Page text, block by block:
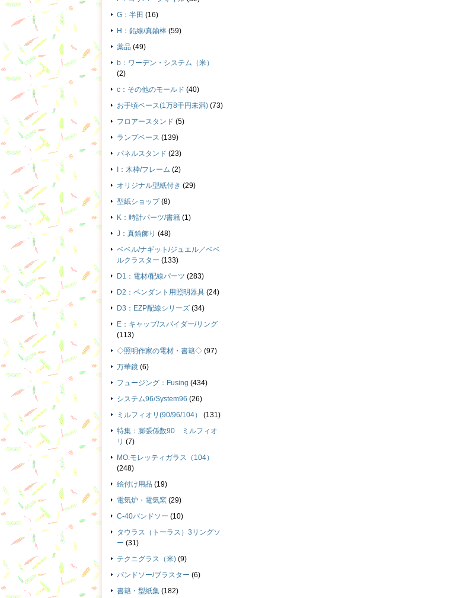
G：半田 (16)
H：鉛線/真鍮棒 (59)
薬品 (49)
b：ワーデン・システム（米）
(2)
c：その他のモールド (40)
お手頃ベース(1万8千円未満) (73)
フロアースタンド (5)
ランプベース (139)
パネルスタンド (23)
I：木枠/フレーム (2)
オリジナル型紙付き (29)
型紙ショップ (8)
K：時計パーツ/書籍 (1)
J：真鍮飾り (48)
ベベル/ナギット/ジュエル／ベベ
ルクラスター (133)
D1：電材/配線パーツ (283)
D2：ペンダント用照明器具 (24)
D3：EZP配線シリーズ (34)
E：キャップ/スパイダー/リング
(113)
◇照明作家の電材・書籍◇ (97)
万華鏡 (6)
フュージング：Fusing (434)
システム96/System96 (26)
ミルフィオリ(90/96/104）
(131)
特集：膨張係数90 ミルフィオ
リ (7)
MO:モレッティガラス（104）
(248)
絵付け用品 (19)
電気炉・電気窯 (29)
C-40バンドソー (10)
タウラス（トーラス）3リングソ
ー (31)
テクニグラス（米) (9)
バンドソー/ブラスター (6)
書籍・型紙集 (182)